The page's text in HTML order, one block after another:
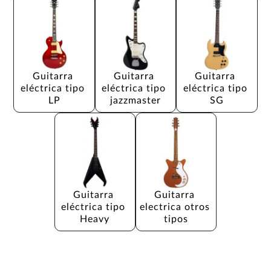
Guitarra
eléctrica tipo
LP
Guitarra
eléctrica tipo
jazzmaster
Guitarra
eléctrica tipo
SG
Guitarra
eléctrica tipo
Heavy
Guitarra
electrica otros
tipos